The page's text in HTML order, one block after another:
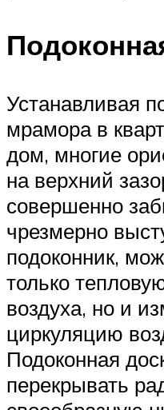
Устанавливая
мрамора в
дом, многие
на верхний
совершенно
чрезмерно
подоконник,
только
воздуха, но и
циркуляцию
Подоконная
перекрывать